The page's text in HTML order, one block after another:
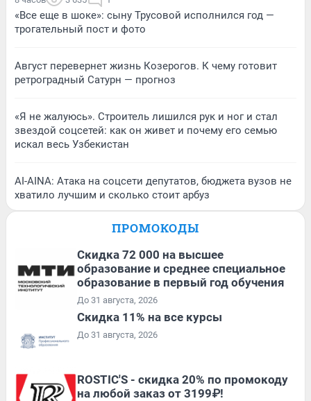
«Все еще в шоке»: сыну Трусовой исполнился год —
трогательный пост и фото
Август перевернет жизнь Козерогов. К чему готовит
ретроградный Сатурн — прогноз
«Я не жалуюсь». Строитель лишился рук и ног и стал
звездой соцсетей: как он живет и почему его семью
искал весь Узбекистан
AI-AINA: Атака на соцсети депутатов, бюджета вузов не
хватило лучшим и сколько стоит арбуз
ПРОМОКОДЫ
Скидка 72 000 на высшее
образование и среднее специальное
образование в первый год обучения
До 31 августа, 2026
Скидка 11% на все курсы
До 31 августа, 2026
ROSTIC'S - скидка 20% по промокоду
на любой заказ от 3199₽!